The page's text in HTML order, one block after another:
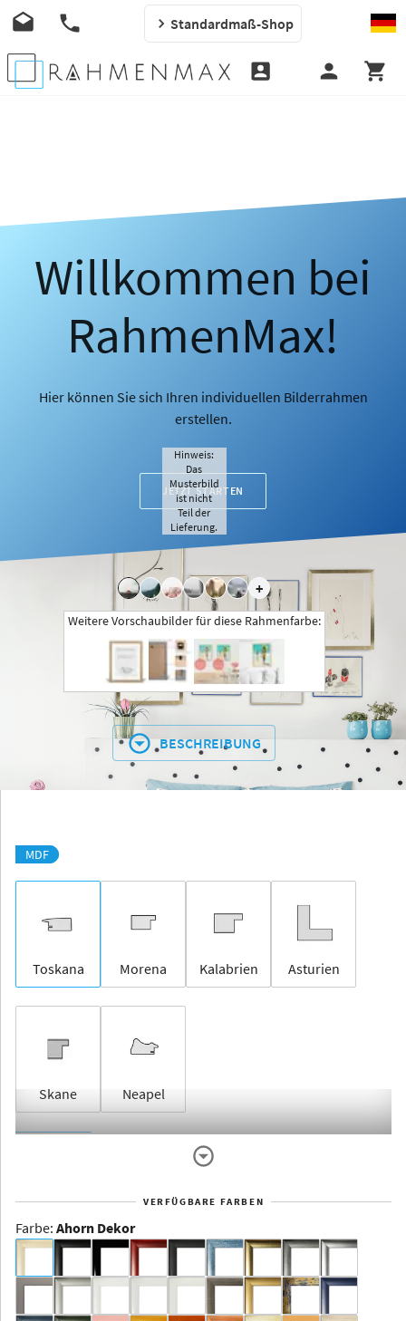
Standardmaß-Shop
Willkommen bei
RahmenMax!
Hier können Sie sich Ihren individuellen Bilderrahmen
erstellen.
JETZT STARTEN
+
Hinweis:
Das
Musterbild
ist nicht
Teil der
Lieferung.
Weitere Vorschaubilder für diese Rahmenfarbe:
BESCHREIBUNG
MDF
Toskana Morena Kalabrien Asturien
Skane Neapel
Dakota -
Rahmenloser
VERFÜGBARE FARBEN
Farbe: Ahorn Dekor